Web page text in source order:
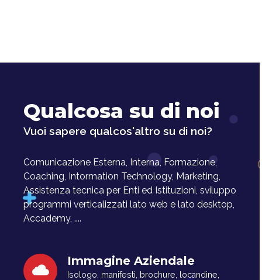
Qualcosa su di noi
Vuoi sapere qualcos'altro su di noi?
Comunicazione Esterna, Interna, Formazione,
Coaching, Intormation Technology, Marketing,
Assistenza tecnica per Enti ed Istituzioni, sviluppo
programmi verticalizzati lato web e lato desktop,
Accademy, ....
Immagine Aziendale
Isologo, manifesti, brochure, locandine,